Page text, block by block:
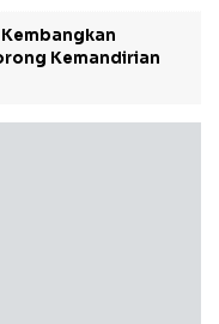
Kemandirian